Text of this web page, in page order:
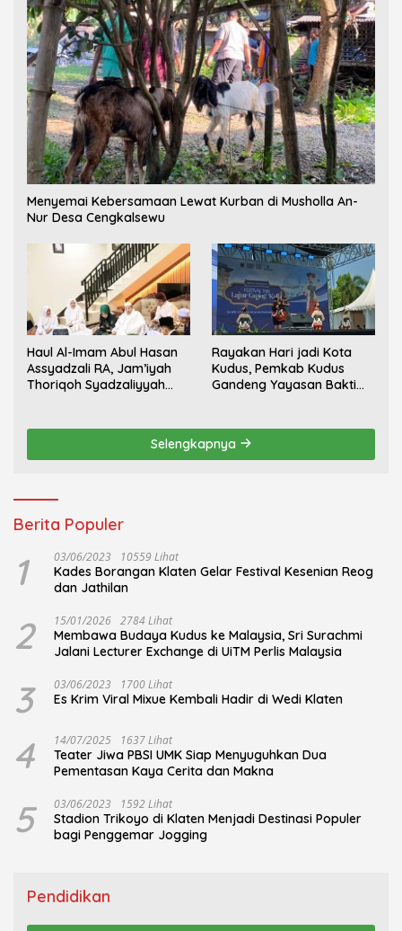
Menyemai Kebersamaan Lewat Kurban di Musholla An-
Nur Desa Cengkalsewu
Haul Al-Imam Abul Hasan
Assyadzali RA, Jam’iyah
Thoriqoh Syadzaliyyah
Rayakan Hari jadi Kota
Kudus, Pemkab Kudus
Gandeng Yayasan Bakti
Selengkapnya
Berita Populer
1 03/06/2023 10559 Lihat
Kades Borangan Klaten Gelar Festival Kesenian Reog
dan Jathilan
2 15/01/2026 2784 Lihat
Membawa Budaya Kudus ke Malaysia, Sri Surachmi
Jalani Lecturer Exchange di UiTM Perlis Malaysia
3 03/06/2023 1700 Lihat
Es Krim Viral Mixue Kembali Hadir di Wedi Klaten
4 14/07/2025 1637 Lihat
Teater Jiwa PBSI UMK Siap Menyuguhkan Dua
Pementasan Kaya Cerita dan Makna
5 03/06/2023 1592 Lihat
Stadion Trikoyo di Klaten Menjadi Destinasi Populer
bagi Penggemar Jogging
Pendidikan